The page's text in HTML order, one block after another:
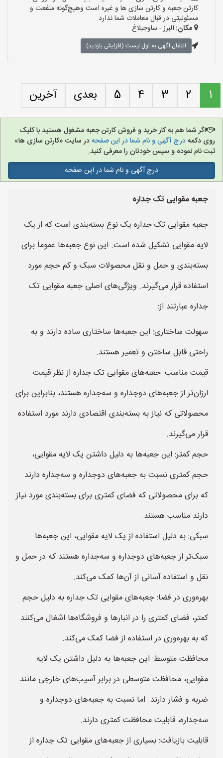
کارتن جعبه و کارتن سازی ها و غیره است وهیچ‌گونه منفعت و
مسئولیتی در قبال معاملات شما ندارد.
مکان: البرز - ساوجبلاغ
انتقال آگهی به اول لیست (افزایش بازدید)
1
2
3
4
5 بعدی آخرین
اگر شما هم به کار خرید و فروش کارتن جعبه مشغول هستید با کلیک
روی دکمهدرج آگهی و نام شما در این صفحهدر سایت «کارتن سازی ها»
ثبت نام نموده و سپس خودتان را معرفی کنید.
درج آگهی و نام شما در این صفحه
جعبه‌ مقوایی تک جداره
جعبه مقوایی تک جداره یک نوع بسته‌بندی است که از یک
لایه مقوایی تشکیل شده است. این نوع جعبه‌ها عموماً برای
بسته‌بندی و حمل و نقل محصولات سبک و کم حجم مورد
استفاده قرار می‌گیرند. ویژگی‌های اصلی جعبه مقوایی تک
جداره عبارتند از:
سهولت ساختاری: این جعبه‌ها ساختاری ساده دارند و به
راحتی قابل ساختن و تعمیر هستند.
قیمت مناسب: جعبه‌های مقوایی تک جداره از نظر قیمت
ارزان‌تر از جعبه‌های دوجداره و سه‌جداره هستند، بنابراین برای
محصولاتی که نیاز به بسته‌بندی اقتصادی دارند مورد استفاده
قرار می‌گیرند.
حجم کمتر: این جعبه‌ها به دلیل داشتن یک لایه مقوایی،
حجم کمتری نسبت به جعبه‌های دوجداره و سه‌جداره دارند
که برای محصولاتی که فضای کمتری برای بسته‌بندی مورد نیاز
دارند مناسب هستند.
سبکی: به دلیل استفاده از یک لایه مقوایی، این جعبه‌ها
سبک‌تر از جعبه‌های دوجداره و سه‌جداره هستند که در حمل و
نقل و استفاده آسانی از آن‌ها کمک می‌کند.
بهره‌وری در فضا: جعبه‌های مقوایی تک جداره به دلیل حجم
کمتر، فضای کمتری را در انبارها و فروشگاه‌ها اشغال می‌کنند
که به بهره‌وری در استفاده از فضا کمک می‌کند.
محافظت متوسط: این جعبه‌ها به دلیل داشتن یک لایه
مقوایی، محافظت متوسطی در برابر آسیب‌های خارجی مانند
ضربه و فشار دارند. اما نسبت به جعبه‌های دوجداره و
سه‌جداره، قابلیت محافظت کمتری دارند.
قابلیت بازیافت: بسیاری از جعبه‌های مقوایی تک جداره از